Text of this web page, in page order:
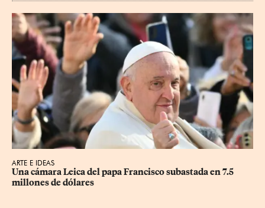
ARTE E IDEAS
Una cámara Leica del papa Francisco subastada en 7.5
millones de dólares